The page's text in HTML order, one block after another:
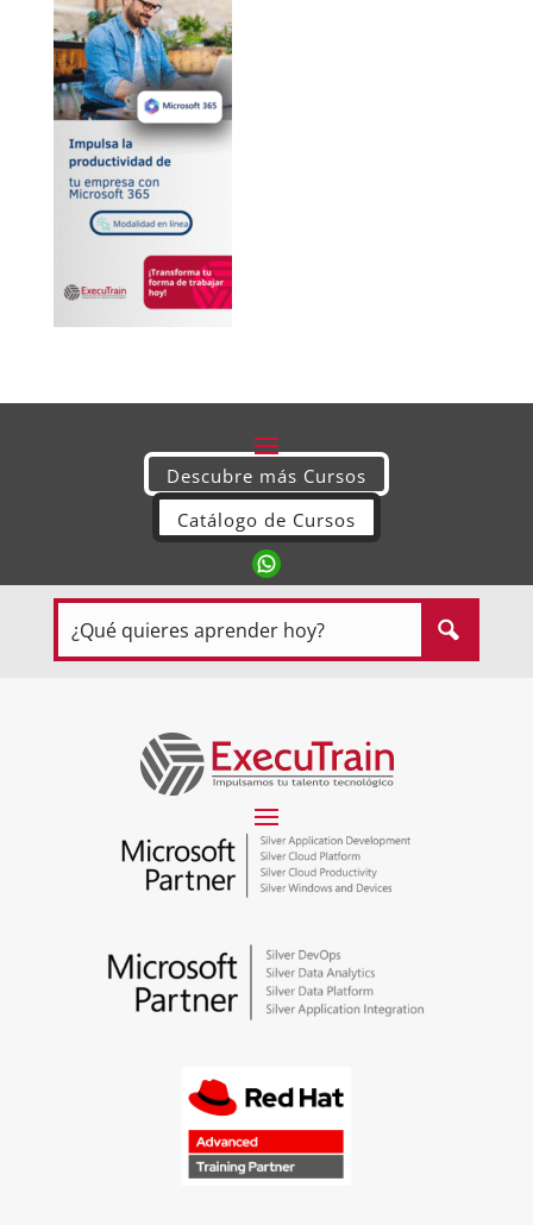
Descubre más Cursos
Catálogo de Cursos